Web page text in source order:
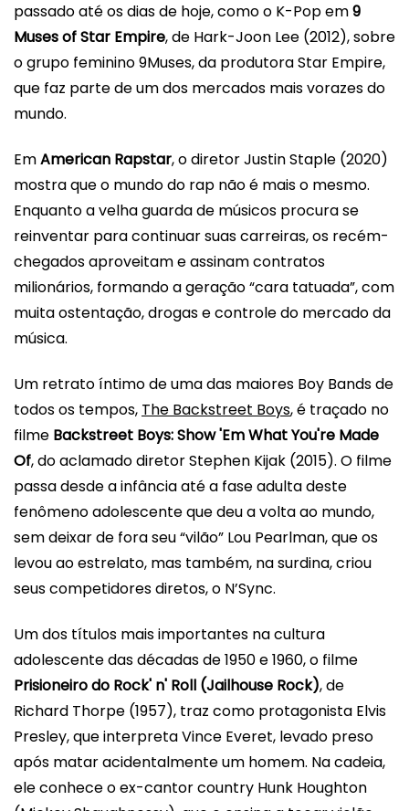
passado até os dias de hoje, como o K-Pop em9
Muses of Star Empire, de Hark-Joon Lee (2012), sobre
o grupo feminino 9Muses, da produtora Star Empire,
que faz parte de um dos mercados mais vorazes do
mundo.
EmAmerican Rapstar, o diretor Justin Staple (2020)
mostra que o mundo do rap não é mais o mesmo.
Enquanto a velha guarda de músicos procura se
reinventar para continuar suas carreiras, os recém-
chegados aproveitam e assinam contratos
milionários, formando a geração “cara tatuada”, com
muita ostentação, drogas e controle do mercado da
música.
Um retrato íntimo de uma das maiores Boy Bands de
todos os tempos, The Backstreet Boys, é traçado no
filme Backstreet Boys: Show 'Em What You're Made
Of, do aclamado diretor Stephen Kijak (2015). O filme
passa desde a infância até a fase adulta deste
fenômeno adolescente que deu a volta ao mundo,
sem deixar de fora seu “vilão” Lou Pearlman, que os
levou ao estrelato, mas também, na surdina, criou
seus competidores diretos, o N’Sync.
Um dos títulos mais importantes na cultura
adolescente das décadas de 1950 e 1960, o filme
Prisioneiro do Rock' n' Roll (Jailhouse Rock), de
Richard Thorpe (1957), traz como protagonista Elvis
Presley, que interpreta Vince Everet, levado preso
após matar acidentalmente um homem. Na cadeia,
ele conhece o ex-cantor country Hunk Houghton